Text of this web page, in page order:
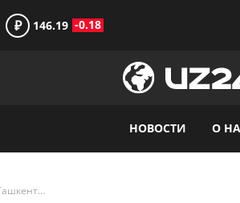
₽ 146.19 -0.18
НОВОСТИ О
Средние цены на жилье в Ташкенте выросли почти на 20%